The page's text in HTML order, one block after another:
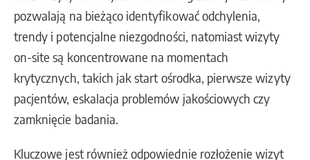
pozwalają na bieżąco identyfikować odchylenia,
trendy i potencjalne niezgodności, natomiast wizyty
on-site są koncentrowane na momentach
krytycznych, takich jak start ośrodka, pierwsze wizyty
pacjentów, eskalacja problemów jakościowych czy
zamknięcie badania.
Kluczowe jest również odpowiednie rozłożenie wizyt